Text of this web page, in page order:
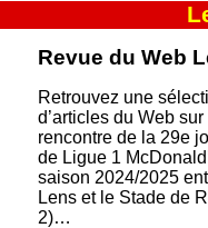
Revue du Web
Retrouvez une
d’articles du Web sur
rencontre de la 29e
de Ligue 1
saison 2024/2025
Lens et le Stade de
2)…